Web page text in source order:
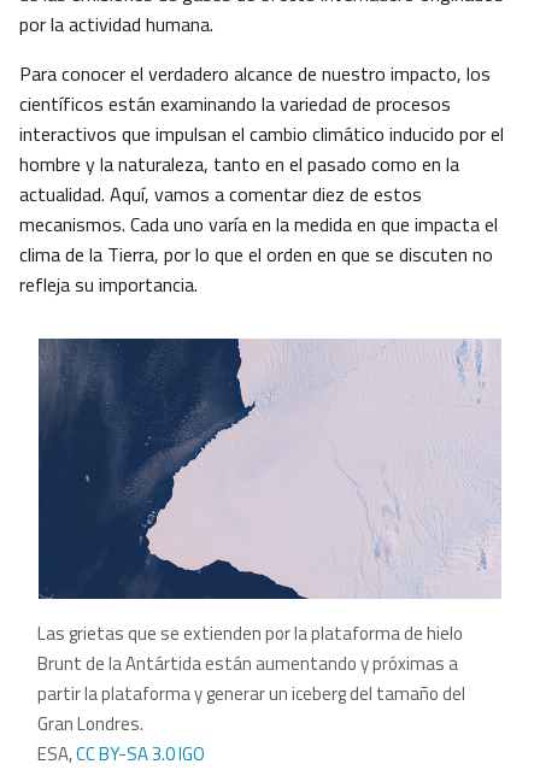
por la actividad humana.
Para conocer el verdadero alcance de nuestro impacto, los
científicos están examinando la variedad de procesos
interactivos que impulsan el cambio climático inducido por el
hombre y la naturaleza, tanto en el pasado como en la
actualidad. Aquí, vamos a comentar diez de estos
mecanismos. Cada uno varía en la medida en que impacta el
clima de la Tierra, por lo que el orden en que se discuten no
refleja su importancia.
Las grietas que se extienden por la plataforma de hielo
Brunt de la Antártida están aumentando y próximas a
partir la plataforma y generar un iceberg del tamaño del
Gran Londres.
ESA,CC BY-SA 3.0 IGO